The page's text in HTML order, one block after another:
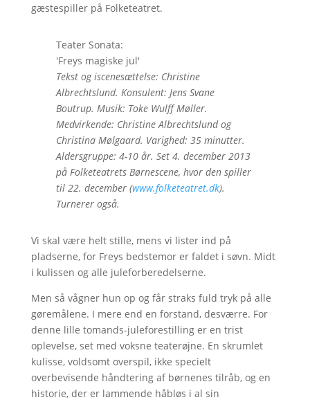
gæstespiller på Folketeatret.
Teater Sonata:
'Freys magiske jul'
Tekst og iscenesættelse: Christine
Albrechtslund. Konsulent: Jens Svane
Boutrup. Musik: Toke Wulff Møller.
Medvirkende: Christine Albrechtslund og
Christina Mølgaard. Varighed: 35 minutter.
Aldersgruppe: 4-10 år. Set 4. december 2013
på Folketeatrets Børnescene, hvor den spiller
til 22. december (www.folketeatret.dk).
Turnerer også.
Vi skal være helt stille, mens vi lister ind på
pladserne, for Freys bedstemor er faldet i søvn. Midt
i kulissen og alle juleforberedelserne.
Men så vågner hun op og får straks fuld tryk på alle
gøremålene. I mere end en forstand, desværre. For
denne lille tomands-juleforestilling er en trist
oplevelse, set med voksne teaterøjne. En skrumlet
kulisse, voldsomt overspil, ikke specielt
overbevisende håndtering af børnenes tilråb, og en
historie, der er lammende håbløs i al sin